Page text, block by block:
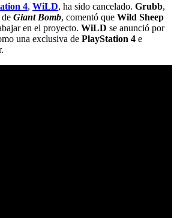
4, WiLD, ha sido cancelado. Grubb,
de Giant Bomb, comentó que Wild Sheep
en el proyecto. WiLD se anunció por
una exclusiva de PlayStation 4 e